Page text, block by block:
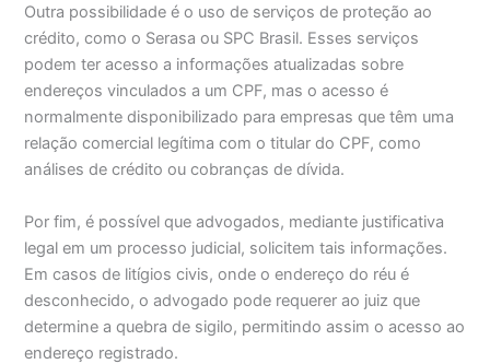
Outra possibilidade é o uso de serviços de proteção ao
crédito, como o Serasa ou SPC Brasil. Esses serviços
podem ter acesso a informações atualizadas sobre
endereços vinculados a um CPF, mas o acesso é
normalmente disponibilizado para empresas que têm uma
relação comercial legítima com o titular do CPF, como
análises de crédito ou cobranças de dívida.
Por fim, é possível que advogados, mediante justificativa
legal em um processo judicial, solicitem tais informações.
Em casos de litígios civis, onde o endereço do réu é
desconhecido, o advogado pode requerer ao juiz que
determine a quebra de sigilo, permitindo assim o acesso ao
endereço registrado.